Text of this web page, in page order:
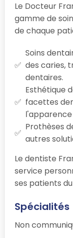
Le Docteur
gamme de
de chaque
Soins
des caries,
dentaires.
Esthétique
facettes
l'apparence
Prothèses
autres
Le dentiste
service
ses patients
Spécialités
Non